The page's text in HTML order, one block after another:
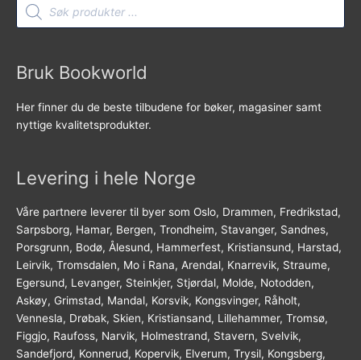
search
Bruk Bookworld
Her finner du de beste tilbudene for bøker, magasiner samt
nyttige kvalitetsprodukter.
Levering i hele Norge
Våre partnere leverer til byer som Oslo, Drammen, Fredrikstad,
Sarpsborg, Hamar, Bergen, Trondheim, Stavanger, Sandnes,
Porsgrunn, Bodø, Ålesund, Hammerfest, Kristiansund, Harstad,
Leirvik, Tromsdalen, Mo i Rana, Arendal, Knarrevik, Straume,
Egersund, Levanger, Steinkjer, Stjørdal, Molde, Notodden,
Askøy, Grimstad, Mandal, Korsvik, Kongsvinger, Råholt,
Vennesla, Drøbak, Skien, Kristiansand, Lillehammer, Tromsø,
Figgjo, Raufoss, Narvik, Holmestrand, Stavern, Svelvik,
Sandefjord, Konnerud, Kopervik, Elverum, Trysil, Kongsberg,